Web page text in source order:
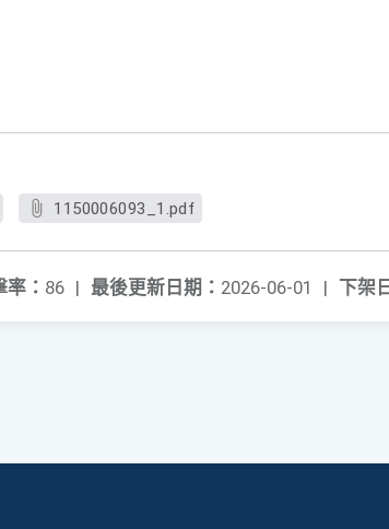
1150006093_1.pdf
下架
最後更新日期： 2026-06-01 |
率： 86 |